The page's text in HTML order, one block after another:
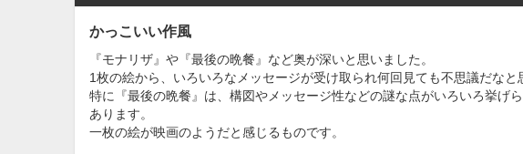
かっこいい作風
『モナリザ』や『最後の晩餐』など奥が深いと思いました。
1枚の絵から、いろいろなメッセージが受け取られ何回見ても不思議だなと
特に『最後の晩餐』は、構図やメッセージ性などの謎な点がいろいろ挙げ
あります。
一枚の絵が映画のようだと感じるものです。